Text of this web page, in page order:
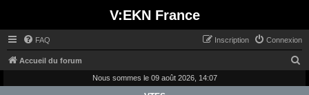
V:EKN France
FAQ Connexion
Inscription
Accueil du forum
Nous sommes le 09 août 2026, 14:07